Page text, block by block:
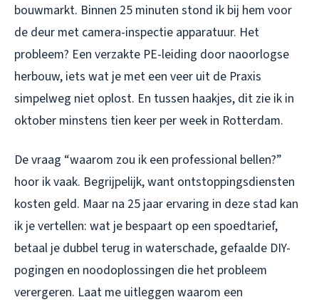
bouwmarkt. Binnen 25 minuten stond ik bij hem voor
de deur met camera-inspectie apparatuur. Het
probleem? Een verzakte PE-leiding door naoorlogse
herbouw, iets wat je met een veer uit de Praxis
simpelweg niet oplost. En tussen haakjes, dit zie ik in
oktober minstens tien keer per week in Rotterdam.
De vraag “waarom zou ik een professional bellen?”
hoor ik vaak. Begrijpelijk, want ontstoppingsdiensten
kosten geld. Maar na 25 jaar ervaring in deze stad kan
ik je vertellen: wat je bespaart op een spoedtarief,
betaal je dubbel terug in waterschade, gefaalde DIY-
pogingen en noodoplossingen die het probleem
verergeren. Laat me uitleggen waarom een